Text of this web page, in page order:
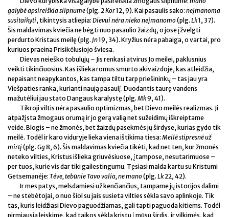
galybė apsireiškia silpnume(plg. 2 Kor12, 9). Kai pasaulis sako: neįmanoma
susitaikyti, tikintysis atliepia: Dievui nėra nieko neįmanomo(plg. Lk1, 37).
Šis maldavimas kviečia ne bėgti nuo pasaulio žaizdų, o jose įžvelgti
perdurto Kristaus meilę (plg. Jn19, 34). Kryžius nėra pabaiga, o vartai, pro
kuriuos praeina Prisikėlusiojo šviesa.
Dievas neieško tobulųjų – Jis renkasi atvirus Jo meilei, paklusnius
veikti tikinčiuosius. Kas išlieka romus smurto akivaizdoje, kas atleidžia,
nepaisant neapykantos, kas tampa tiltu tarp priešininkų – tas jau yra
Viešpaties ranka, kurianti naują pasaulį. Duodantis taurę vandens
mažutėliui jau stato Dangaus karalystę (plg. Mk9, 41).
Tikroji viltis nėra pasaulio optimizmas, bet Dievo meilės realizmas. Ji
atpažįsta žmogaus orumą ir jo gerą valią net sužeidimų iškreiptame
veide. Blogis – ne žmonės, bet žaizdų pasekmės jų širdyse, kurias gydo tik
meilė. Todėl ir karo viduryje lieka viena ištikima tiesa: Meilė stipresnė už
mirtį(plg. Gg8, 6). Šis maldavimas kviečia tikėti, kad net ten, kur žmonės
neteko vilties, Kristus išlieka griuvėsiuose, įtampose, nesutarimuose –
per tuos, kurie vis dar tiki gailestingumu. Tęsiasi malda kartu su Kristumi
Getsemanėje: Tėve, tebūnie Tavo valia, ne mano(plg. Lk22, 42).
Ir mes patys, melsdamiesi už kenčiančius, tampame jų istorijos dalimi
– ne stebėtojai, o nuo šiol su jais susieta vilties sėkla savo aplinkoje. Tik
tas, kuris leidžiasi Dievo paguodžiamas, gali tapti paguoda kitiems. Todėl
pirmiausia leiskime, kad taikos sėkla kristų į mūsų širdis, ir vilkimės, kad